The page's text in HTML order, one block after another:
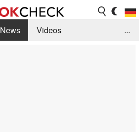
News
Videos
...